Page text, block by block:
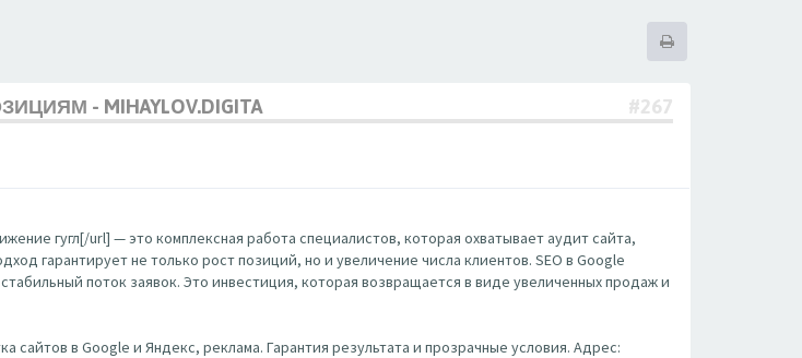
- MIHAYLOV.DIGITA #267
гугл[/url] — это комплексная работа специалистов, которая охватывает аудит сайта,
гарантирует не только рост позиций, но и увеличение числа клиентов. SEO в Google
поток заявок. Это инвестиция, которая возвращается в виде увеличенных продаж и
в Google и Яндекс, реклама. Гарантия результата и прозрачные условия. Адрес: